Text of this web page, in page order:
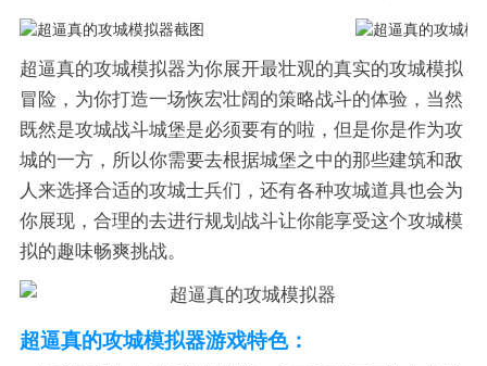
超逼真的攻城模拟器为你展开最壮观的真实的攻城模拟
冒险，为你打造一场恢宏壮阔的策略战斗的体验，当然
既然是攻城战斗城堡是必须要有的啦，但是你是作为攻
城的一方，所以你需要去根据城堡之中的那些建筑和敌
人来选择合适的攻城士兵们，还有各种攻城道具也会为
你展现，合理的去进行规划战斗让你能享受这个攻城模
拟的趣味畅爽挑战。
超逼真的攻城模拟器游戏特色：